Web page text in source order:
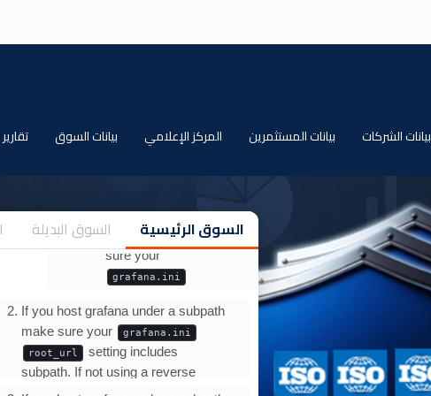
بيانات الشركات بيانات المستثمرين المركز الإعلامي بيانات السوق
السوق الرئيسية السوق البديلة